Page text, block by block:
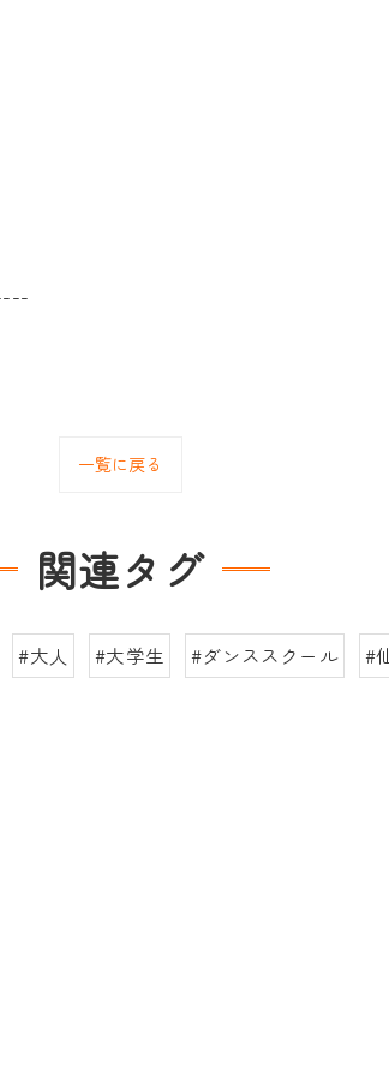
一覧に戻る
関連タグ
#大人 #大学生 #ダンススクール #